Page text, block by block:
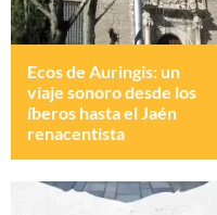
Ecos de Auringis: un
viaje sonoro desde los
íberos hasta el Jaén
renacentista